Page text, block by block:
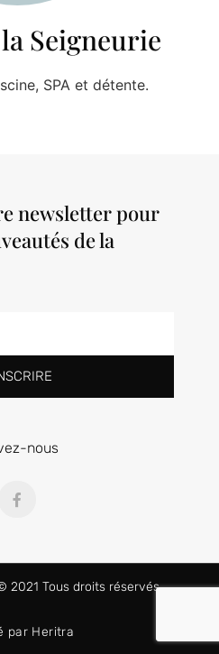
Seigneurie
SPA et détente.
newsletter pour
de la
nous
2021 Tous droits réservés
par Heritra